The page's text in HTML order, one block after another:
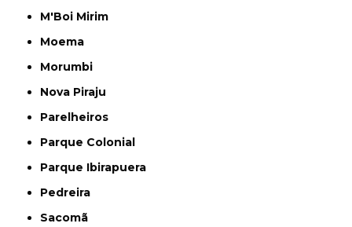
M'Boi Mirim
Moema
Morumbi
Nova Piraju
Parelheiros
Parque Colonial
Parque Ibirapuera
Pedreira
Sacomã